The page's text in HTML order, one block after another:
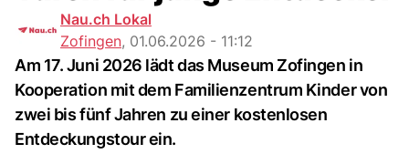
Nau.ch Lokal
Zofingen, 01.06.2026 - 11:12
Am 17. Juni 2026 lädt das Museum Zofingen in
Kooperation mit dem Familienzentrum Kinder von
zwei bis fünf Jahren zu einer kostenlosen
Entdeckungstour ein.